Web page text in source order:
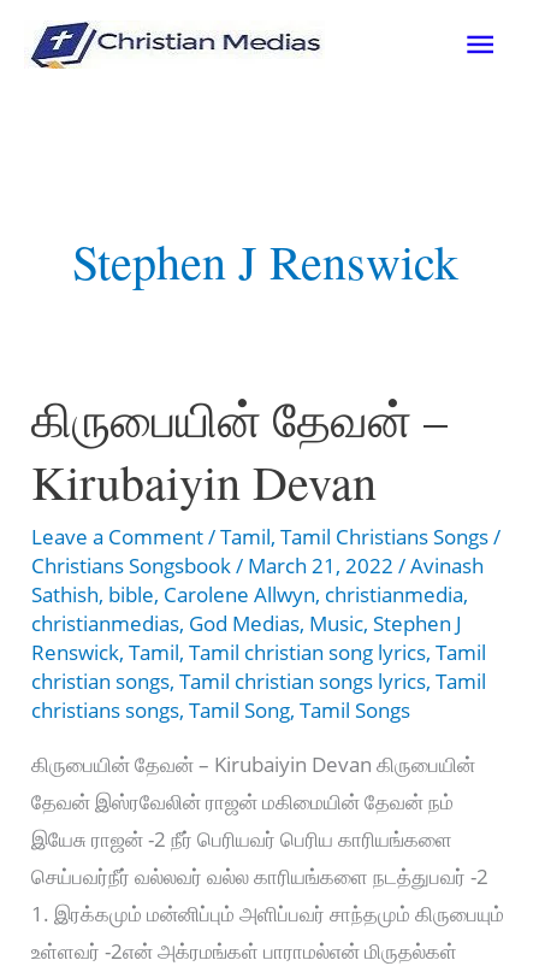
Stephen J Renswick
கிருபையின் தேவன் –
Kirubaiyin Devan
Leave a Comment/Tamil,Tamil Christians Songs/
Christians Songsbook/ March 21, 2022/Avinash
Sathish, bible, Carolene Allwyn, christianmedia,
christianmedias, God Medias, Music,Stephen J
Renswick,Tamil,Tamil christian song lyrics,Tamil
christian songs,Tamil christian songs lyrics,Tamil
christians songs,Tamil Song,Tamil Songs
கிருபையின் தேவன் – Kirubaiyin Devan கிருபையின்
தேவன் இஸ்ரவேலின் ராஜன் மகிமையின் தேவன் நம்
இயேசு ராஜன் -2 நீர் பெரியவர் பெரிய காரியங்களை
செய்பவர்நீர் வல்லவர் வல்ல காரியங்களை நடத்துபவர் -2
1. இரக்கமும் மன்னிப்பும் அளிப்பவர் சாந்தமும் கிருபையும்
உள்ளவர் -2என் அக்ரமங்கள் பாராமல்என் மிருதல்கள்